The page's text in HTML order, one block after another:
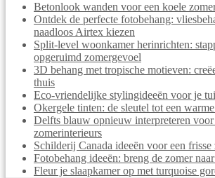
Betonlook wanden voor een koele
Ontdek de perfecte fotobehang:
naadloos Airtex kiezen
Split-level woonkamer herinrichten:
opgeruimd zomergevoel
3D behang met tropische motieven:
thuis
Eco-vriendelijke stylingideeën voor je
Okergele tinten: de sleutel tot een
Delfts blauw opnieuw interpreteren
zomerinterieurs
Schilderij Canada ideeën voor een
Fotobehang ideeën: breng de zomer
Fleur je slaapkamer op met turquoise